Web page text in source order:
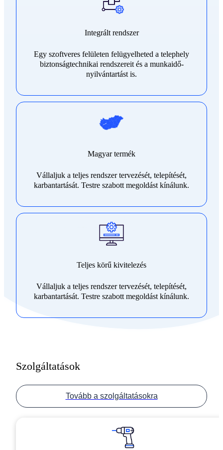
Integrált rendszer
Egy szoftveres felületen felügyelheted a telephely
biztonságtechnikai rendszereit és a munkaidő-
nyilvántartást is.
Magyar termék
Vállaljuk a teljes rendszer tervezését, telepítését,
karbantartását. Testre szabott megoldást kínálunk.
Teljes körű kivitelezés
Vállaljuk a teljes rendszer tervezését, telepítését,
karbantartását. Testre szabott megoldást kínálunk.
Szolgáltatások
Tovább a szolgáltatásokra